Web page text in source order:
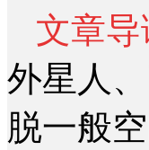
文章导
外星人
脱一般